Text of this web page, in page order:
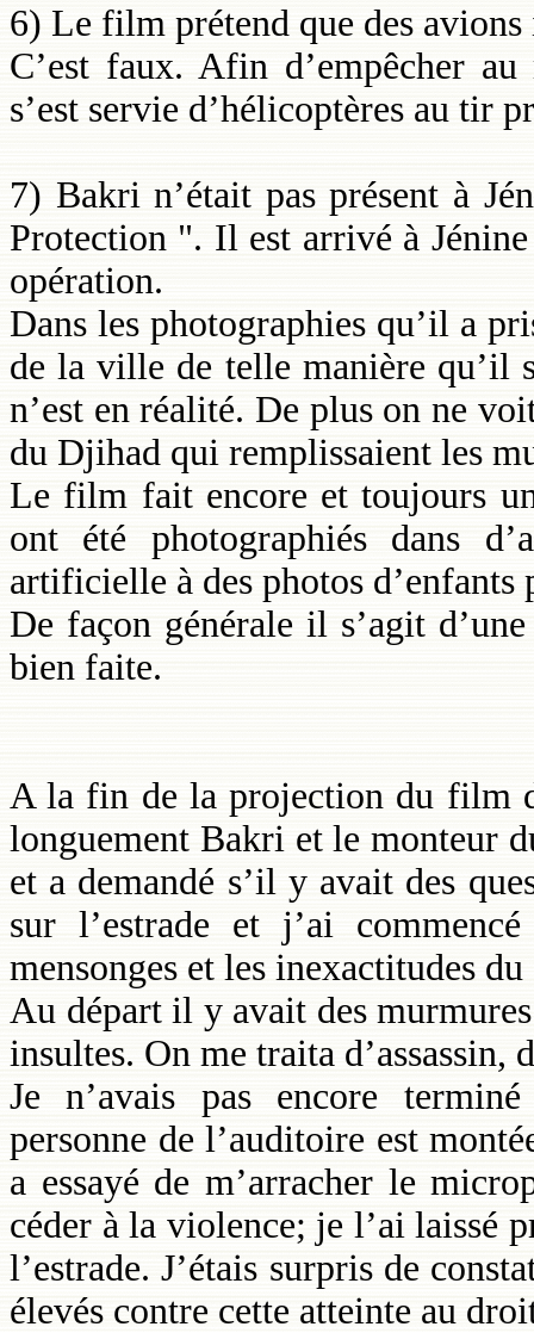
6) Le film prétend que des
C’est faux. Afin d’empêcher
s’est servie d’hélicoptères au tir
7) Bakri n’était pas présent à
Protection ". Il est arrivé à
opération.
Dans les photographies qu’il a
de la ville de telle manière qu’il
n’est en réalité. De plus on ne
du Djihad qui remplissaient les
Le film fait encore et toujours
ont été photographiés dans
artificielle à des photos d’enfants
De façon générale il s’agit
bien faite.
A la fin de la projection du film
longuement Bakri et le monteur
et a demandé s’il y avait des
sur l’estrade et j’ai
mensonges et les inexactitudes
Au départ il y avait des
insultes. On me traita d’assassin,
Je n’avais pas encore
personne de l’auditoire est
a essayé de m’arracher le
céder à la violence; je l’ai laissé
l’estrade. J’étais surpris de
élevés contre cette atteinte au